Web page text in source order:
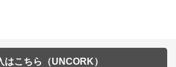
はこちら（UNCORK）